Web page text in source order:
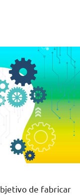
de fabricar